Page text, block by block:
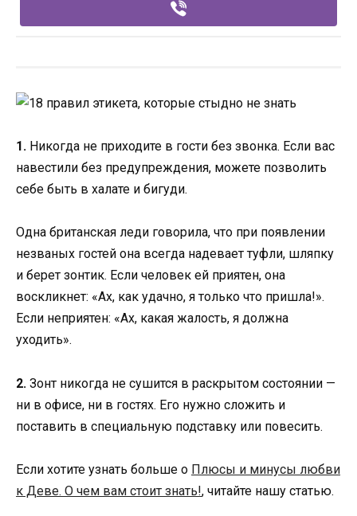
1. Никогда не приходите в гости без звонка. Если вас
навестили без предупреждения, можете позволить
себе быть в халате и бигуди.
Одна британская леди говорила, что при появлении
незваных гостей она всегда надевает туфли, шляпку
и берет зонтик. Если человек ей приятен, она
воскликнет: «Ах, как удачно, я только что пришла!».
Если неприятен: «Ах, какая жалость, я должна
уходить».
2. Зонт никогда не сушится в раскрытом состоянии —
ни в офисе, ни в гостях. Его нужно сложить и
поставить в специальную подставку или повесить.
Если хотите узнать больше о Плюсы и минусы любви
к Деве. О чем вам стоит знать!, читайте нашу статью.